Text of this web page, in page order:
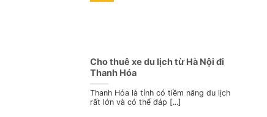
Cho thuê xe du lịch từ Hà Nội đi
Thanh Hóa
Thanh Hóa là tỉnh có tiềm năng du lịch
rất lớn và có thể đáp [...]